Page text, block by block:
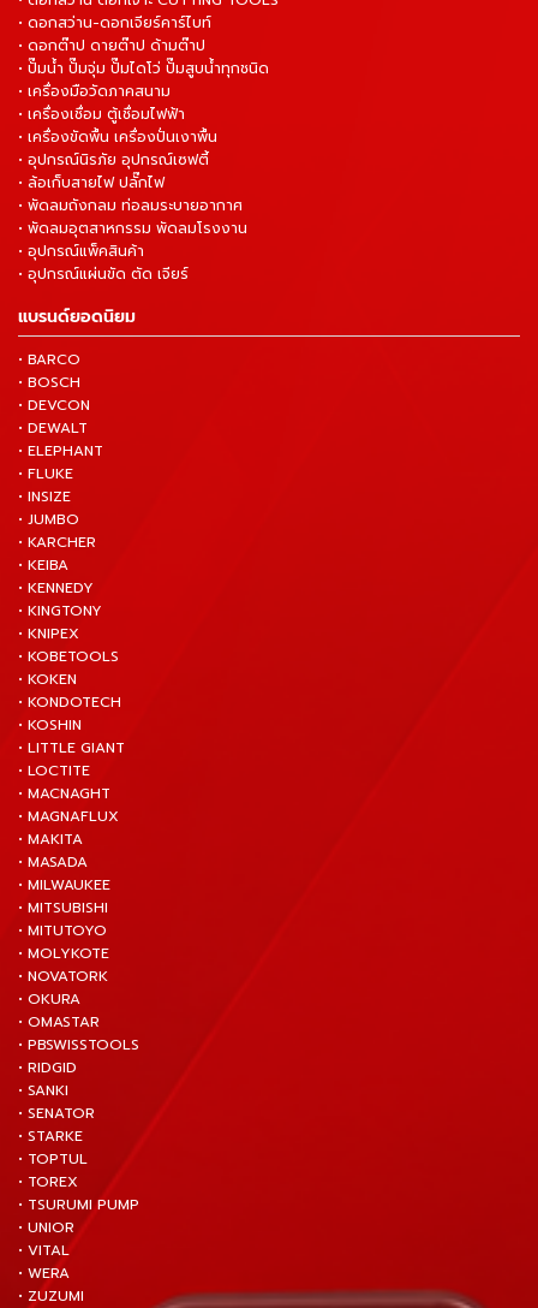
• ดอกสว่าน-ดอกเจียร์คาร์ไบท์
• ดอกต๊าป ดายต๊าป ด้ามต๊าป
• ปั๊มน้ำ ปั๊มจุ่ม ปั๊มไดโว่ ปั๊มสูบน้ำทุกชนิด
• เครื่องมือวัดภาคสนาม
• เครื่องเชื่อม ตู้เชื่อมไฟฟ้า
• เครื่องขัดพื้น เครื่องปั่นเงาพื้น
• อุปกรณ์นิรภัย อุปกรณ์เซฟตี้
• ล้อเก็บสายไฟ ปลั๊กไฟ
• พัดลมถังกลม ท่อลมระบายอากาศ
• พัดลมอุตสาหกรรม พัดลมโรงงาน
• อุปกรณ์แพ็คสินค้า
• อุปกรณ์แผ่นขัด ตัด เจียร์
แบรนด์ยอดนิยม
• BARCO
• BOSCH
• DEVCON
• DEWALT
• ELEPHANT
• FLUKE
• INSIZE
• JUMBO
• KARCHER
• KEIBA
• KENNEDY
• KINGTONY
• KNIPEX
• KOBETOOLS
• KOKEN
• KONDOTECH
• KOSHIN
• LITTLE GIANT
• LOCTITE
• MACNAGHT
• MAGNAFLUX
• MAKITA
• MASADA
• MILWAUKEE
• MITSUBISHI
• MITUTOYO
• MOLYKOTE
• NOVATORK
• OKURA
• OMASTAR
• PBSWISSTOOLS
• RIDGID
• SANKI
• SENATOR
• STARKE
• TOPTUL
• TOREX
• TSURUMI PUMP
• UNIOR
• VITAL
• WERA
• ZUZUMI